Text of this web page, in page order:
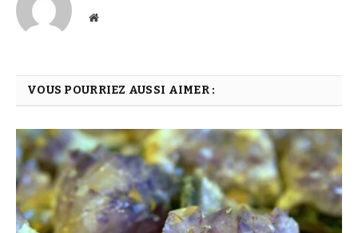
Website
VOUS POURRIEZ AUSSI AIMER :